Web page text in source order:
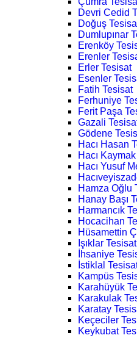
Devri Cedid
Doğuş
Dumlupınar
Erenköy
Erenler
Erler Tesisat
Esenler
Fatih Tesisat
Ferhuniye
Ferit Paşa
Gazali
Gödene
Hacı Hasan
Hacı
Hacı Yusuf
Hamza Oğlu
Hanay Başı
Harmancık
Hocacihan
Hüsamettin
Işıklar Tesisat
İhsaniye
İstiklal
Kampüs
Karahüyük
Karakulak
Karatay
Keçeciler
Keykubat